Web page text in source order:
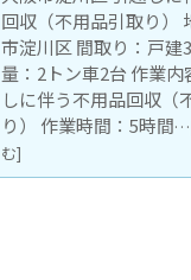
回収（不用品引取り）
市中京区 間取り：マン
1LDK 階段下ろし作業
ン車1台 作業内容：引
不用品回収（不用…[続